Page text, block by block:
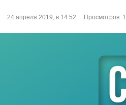
24 апреля 2019, в 14:52 Просмотров: